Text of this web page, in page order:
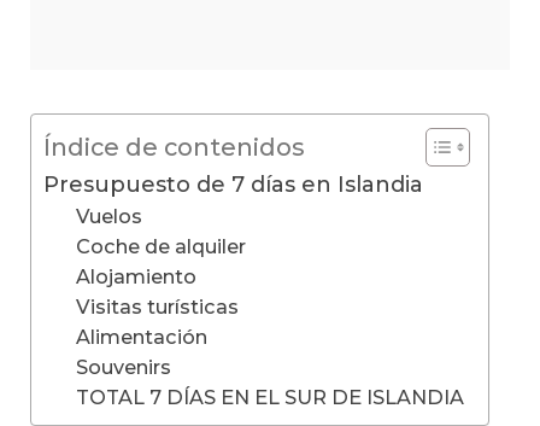
Índice de contenidos
Presupuesto de 7 días en Islandia
Vuelos
Coche de alquiler
Alojamiento
Visitas turísticas
Alimentación
Souvenirs
TOTAL 7 DÍAS EN EL SUR DE ISLANDIA